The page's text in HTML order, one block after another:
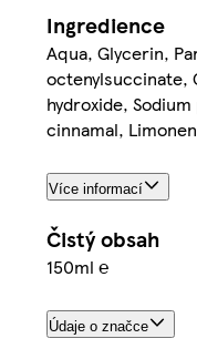
Ingredience
Aqua, Glycerin,
octenylsuccinate,
hydroxide,
cinnamal,
Více informací
Čistý obsah
150ml ℮
Údaje o značce